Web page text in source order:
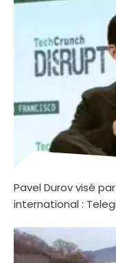
Pavel Durov visé
international :